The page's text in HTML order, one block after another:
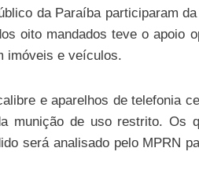
da Paraíba participaram
oito mandados teve o apoio
imóveis e veículos.
e aparelhos de telefonia
munição de uso restrito. Os
será analisado pelo MPRN